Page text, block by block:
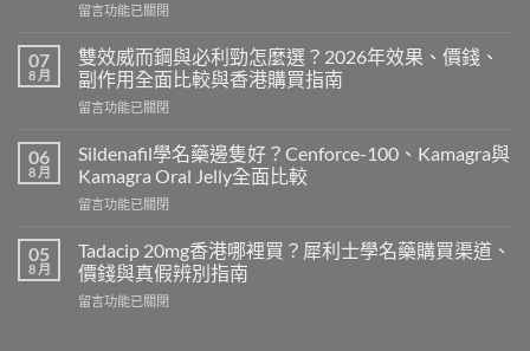
在
而
鋼
香
港
錢
2026
Viagra
粒
多
錢？
留言功能已關閉
07
8 月
雙效威而鋼與必利勁怎麼選？2026年效果、價錢、
副作用全面比較與香港購買指南
在
效
威
而
鋼
必
利
勁
怎
留言功能已關閉
06
8 月
Sildenafil學名藥邊隻好？Cenforce-100、Kamagra與
Kamagra Oral Jelly全面比較
在
學
名
藥
邊
留言功能已關閉
05
8 月
Tadacip 20mg香港哪裡買？犀利士學名藥購買渠道、
價錢與真假辨別指南
在
留言功能已關閉